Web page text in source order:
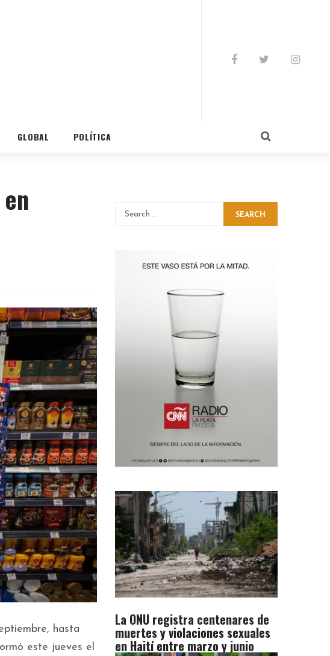
GLOBAL POLÍTICA
hasta
este jueves el
SEARCH
La ONU registra centenares de
muertes y violaciones sexuales
en Haití entre marzo y junio